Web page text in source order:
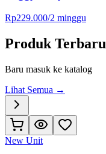
Rp229.000/2 minggu
Produk Terbaru
Baru masuk ke katalog
Lihat Semua →
New Unit